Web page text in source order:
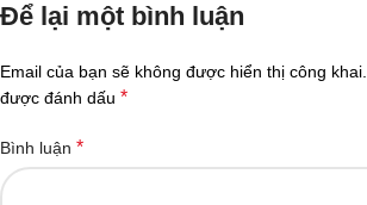
Để lại một bình luận
Email của bạn sẽ không được hiển thị công khai.
được đánh dấu *
Bình luận *